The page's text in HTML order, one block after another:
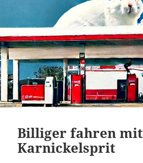
Billiger fahren mit
Karnickelsprit